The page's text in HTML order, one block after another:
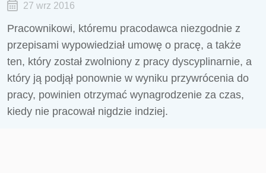
27 wrz 2016
Pracownikowi, któremu pracodawca niezgodnie z
przepisami wypowiedział umowę o pracę, a także
ten, który został zwolniony z pracy dyscyplinarnie, a
który ją podjął ponownie w wyniku przywrócenia do
pracy, powinien otrzymać wynagrodzenie za czas,
kiedy nie pracował nigdzie indziej.